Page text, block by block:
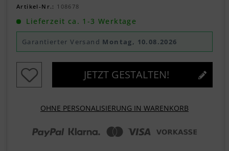
Artikel-Nr.: 108678
Lieferzeit ca. 1-3 Werktage
Garantierter Versand Montag, 10.08.2026
JETZT GESTALTEN!
OHNE PERSONALISIERUNG IN WARENKORB